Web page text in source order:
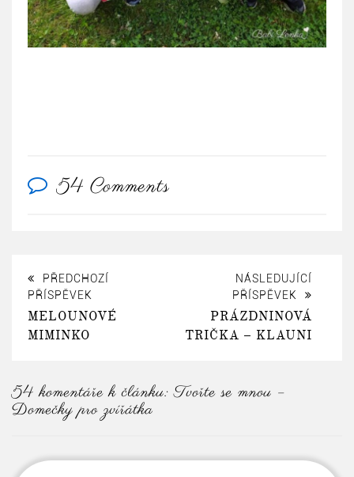
54 Comments
PŘEDCHOZÍ
PŘÍSPĚVEK
MELOUNOVÉ
MIMINKO
NÁSLEDUJÍCÍ
PŘÍSPĚVEK
PRÁZDNINOVÁ
TRIČKA – KLAUNI
54 komentáře k článku:Tvořte se mnou –
Domečky pro zvířátka